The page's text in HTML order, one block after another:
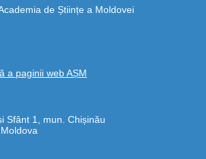
de Științe a Moldovei
a paginii web AȘM
Sfânt 1, mun. Chișinău